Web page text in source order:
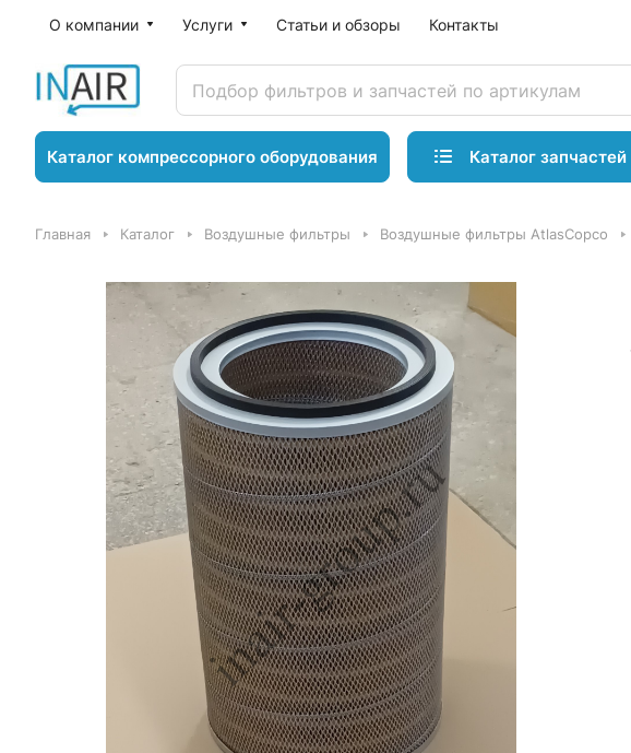
О компании Услуги Статьи и обзоры Контакты
Каталог компрессорного оборудования Каталог запчастей
Главная Каталог Воздушные фильтры Воздушные фильтры AtlasCopco